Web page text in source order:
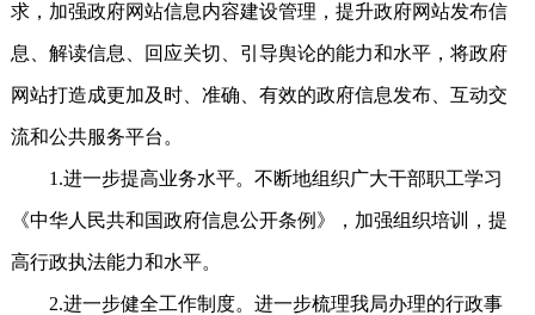
求，加强政府网站信息内容建设管理，提升政府网站发布信
息、解读信息、回应关切、引导舆论的能力和水平，将政府
网站打造成更加及时、准确、有效的政府信息发布、互动交
流和公共服务平台。
1.进一步提高业务水平。不断地组织广大干部职工学习
《中华人民共和国政府信息公开条例》，加强组织培训，提
高行政执法能力和水平。
2.进一步健全工作制度。进一步梳理我局办理的行政事